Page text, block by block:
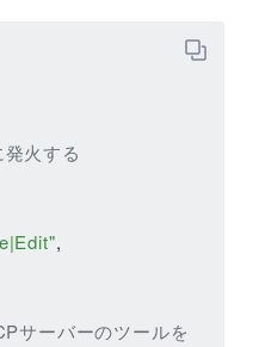
火する
,
サーバーのツールを呼ぶ